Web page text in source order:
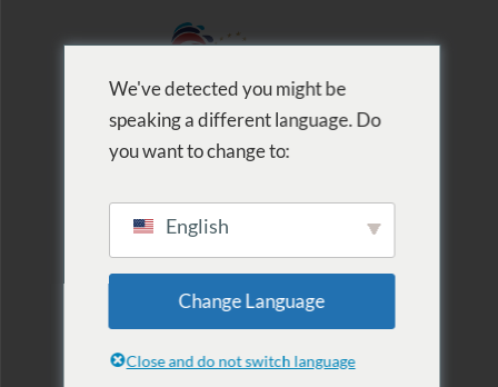
2020. Kertészt
keresünk
We've detected you might be
speaking a different language. Do
you want to change to:
English
Change Language
Close and do not switch language